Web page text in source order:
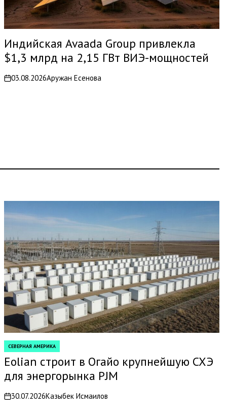
Индийская Avaada Group привлекла
$1,3 млрд на 2,15 ГВт ВИЭ-мощностей
on03.08.2026Аружан Есенова
POSTED
IN
СЕВЕРНАЯ АМЕРИКА
Eolian строит в Огайо крупнейшую СХЭ
для энергорынка PJM
on30.07.2026Казыбек Исмаилов